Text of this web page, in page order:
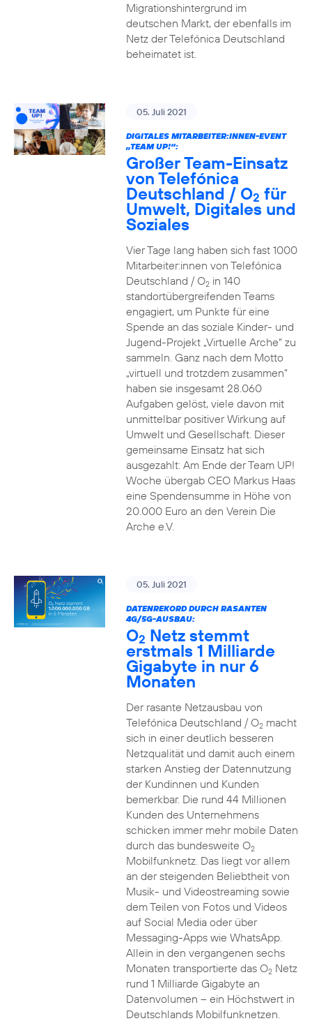
Migrationshintergrund im
deutschen Markt, der ebenfalls im
Netz der Telefónica Deutschland
beheimatet ist.
05. Juli 2021
DIGITALES MITARBEITER:INNEN-EVENT
„TEAM UP!“:
Großer Team-Einsatz
von Telefónica
Deutschland / O2 für
Umwelt, Digitales und
Soziales
Vier Tage lang haben sich fast 1000
Mitarbeiter:innen von Telefónica
Deutschland / O2in 140
standortübergreifenden Teams
engagiert, um Punkte für eine
Spende an das soziale Kinder- und
Jugend-Projekt „Virtuelle Arche“ zu
sammeln. Ganz nach dem Motto
„virtuell und trotzdem zusammen“
haben sie insgesamt 28.060
Aufgaben gelöst, viele davon mit
unmittelbar positiver Wirkung auf
Umwelt und Gesellschaft. Dieser
gemeinsame Einsatz hat sich
ausgezahlt: Am Ende der Team UP!
Woche übergab CEO Markus Haas
eine Spendensumme in Höhe von
20.000 Euro an den Verein Die
Arche e.V.
05. Juli 2021
DATENREKORD DURCH RASANTEN
4G/5G-AUSBAU:
O2 Netz stemmt
erstmals 1 Milliarde
Gigabyte in nur 6
Monaten
Der rasante Netzausbau von
Telefónica Deutschland / O2macht
sich in einer deutlich besseren
Netzqualität und damit auch einem
starken Anstieg der Datennutzung
der Kundinnen und Kunden
bemerkbar. Die rund 44 Millionen
Kunden des Unternehmens
schicken immer mehr mobile Daten
durch das bundesweite O2
Mobilfunknetz. Das liegt vor allem
an der steigenden Beliebtheit von
Musik- und Videostreaming sowie
dem Teilen von Fotos und Videos
auf Social Media oder über
Messaging-Apps wie WhatsApp.
Allein in den vergangenen sechs
Monaten transportierte das O2Netz
rund 1 Milliarde Gigabyte an
Datenvolumen – ein Höchstwert in
Deutschlands Mobilfunknetzen.